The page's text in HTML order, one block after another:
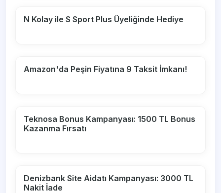
N Kolay ile S Sport Plus Üyeliğinde Hediye
Amazon'da Peşin Fiyatına 9 Taksit İmkanı!
Teknosa Bonus Kampanyası: 1500 TL Bonus
Kazanma Fırsatı
Denizbank Site Aidatı Kampanyası: 3000 TL
Nakit İade